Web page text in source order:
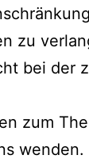
zu
bei der
zum
wenden.